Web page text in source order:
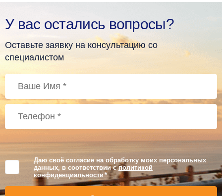
У вас остались вопросы?
Оставьте заявку на консультацию со
специалистом
Даю своё согласие на обработку моих персональных
данных, в соответствии сполитикой
конфиденциальности *